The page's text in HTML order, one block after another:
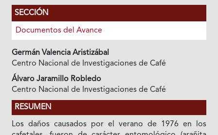
SECCIÓN
Documentos del Avance
Germán Valencia Aristizábal
Centro Nacional de Investigaciones de Café
Álvaro Jaramillo Robledo
Centro Nacional de Investigaciones de Café
RESUMEN
Los daños causados por el verano de 1976 en los